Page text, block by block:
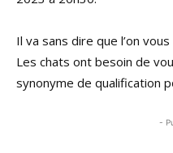
Il va sans dire que l’on
Les chats ont besoin de
synonyme de qualification
-